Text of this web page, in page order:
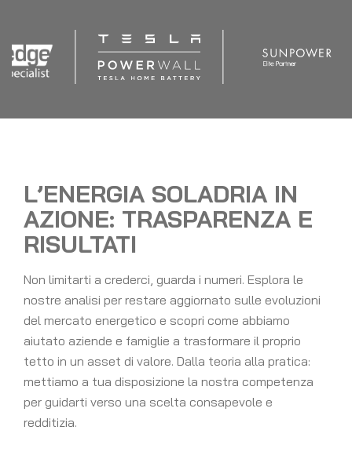
L’ENERGIA SOLADRIA IN
AZIONE: TRASPARENZA E
RISULTATI
Non limitarti a crederci, guarda i numeri. Esplora le
nostre analisi per restare aggiornato sulle evoluzioni
del mercato energetico e scopri come abbiamo
aiutato aziende e famiglie a trasformare il proprio
tetto in un asset di valore. Dalla teoria alla pratica:
mettiamo a tua disposizione la nostra competenza
per guidarti verso una scelta consapevole e
redditizia.